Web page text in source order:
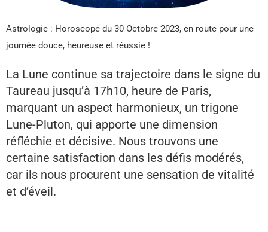
Astrologie : Horoscope du 30 Octobre 2023, en route pour une
journée douce, heureuse et réussie !
La Lune continue sa trajectoire dans le signe du
Taureau jusqu’à 17h10, heure de Paris,
marquant un aspect harmonieux, un trigone
Lune-Pluton, qui apporte une dimension
réfléchie et décisive. Nous trouvons une
certaine satisfaction dans les défis modérés,
car ils nous procurent une sensation de vitalité
et d’éveil.